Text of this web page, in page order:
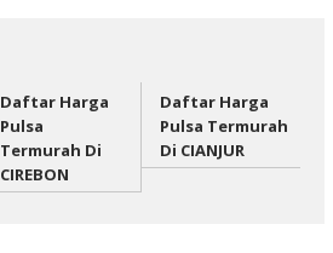
Daftar Harga
Pulsa
Termurah Di
CIREBON
Daftar Harga
Pulsa Termurah
Di CIANJUR